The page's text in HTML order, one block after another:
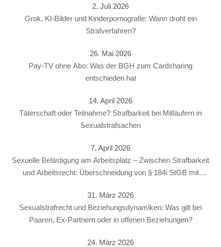
2. Juli 2026
Grok, KI-Bilder und Kinderpornografie: Wann droht ein
Strafverfahren?
26. Mai 2026
Pay-TV ohne Abo: Was der BGH zum Cardsharing
entschieden hat
14. April 2026
Täterschaft oder Teilnahme? Strafbarkeit bei Mitläufern in
Sexualstrafsachen
7. April 2026
Sexuelle Belästigung am Arbeitsplatz – Zwischen Strafbarkeit
und Arbeitsrecht: Überschneidung von § 184i StGB mit
31. März 2026
Sexualstrafrecht und Beziehungsdynamiken: Was gilt bei
Paaren, Ex-Partnern oder in offenen Beziehungen?
24. März 2026